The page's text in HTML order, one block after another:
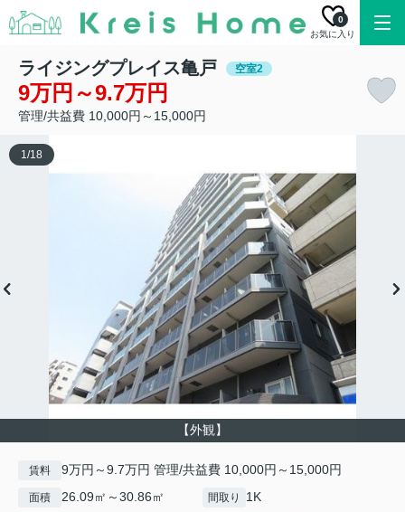
お気に入り
0
ライジングプレイス亀戸 空室2
9万円～9.7万円
管理/共益費 10,000円～15,000円
【外観】
1/18
賃料 9万円～9.7万円 管理/共益費 10,000円～15,000円
面積 26.09㎡～30.86㎡ 間取り 1K